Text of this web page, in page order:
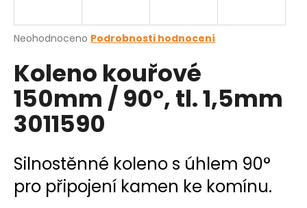
Průměrné
produktu
je
0,0
5
hvězdiček.
Neohodnoceno Podrobnosti hodnocení
Koleno kouřové
150mm / 90°, tl. 1,5mm
3011590
Silnostěnné koleno s úhlem 90°
pro připojení kamen ke komínu.
j
t
?
HLEDAT